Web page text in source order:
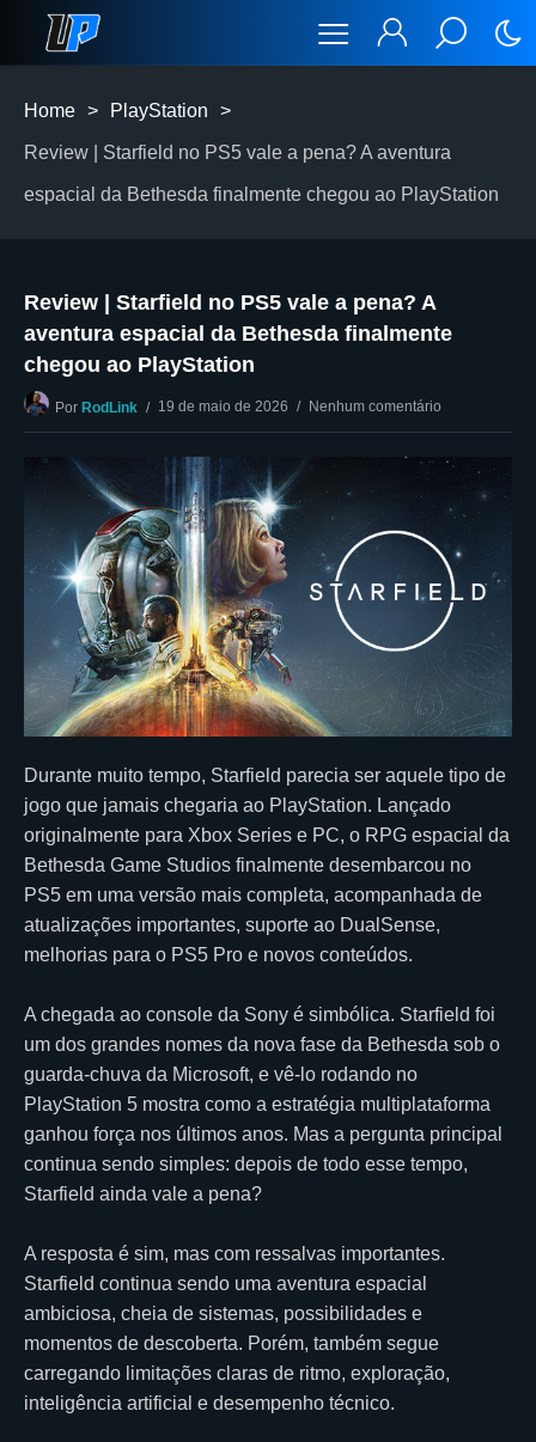
Home > PlayStation >
Review | Starfield no PS5 vale a pena? A aventura
espacial da Bethesda finalmente chegou ao PlayStation
Review | Starfield no PS5 vale a pena? A
aventura espacial da Bethesda finalmente
chegou ao PlayStation
Por RodLink 19 de maio de 2026 Nenhum comentário
Durante muito tempo, Starfield parecia ser aquele tipo de
jogo que jamais chegaria ao PlayStation. Lançado
originalmente para Xbox Series e PC, o RPG espacial da
Bethesda Game Studios finalmente desembarcou no
PS5 em uma versão mais completa, acompanhada de
atualizações importantes, suporte ao DualSense,
melhorias para o PS5 Pro e novos conteúdos.
A chegada ao console da Sony é simbólica. Starfield foi
um dos grandes nomes da nova fase da Bethesda sob o
guarda-chuva da Microsoft, e vê-lo rodando no
PlayStation 5 mostra como a estratégia multiplataforma
ganhou força nos últimos anos. Mas a pergunta principal
continua sendo simples: depois de todo esse tempo,
Starfield ainda vale a pena?
A resposta é sim, mas com ressalvas importantes.
Starfield continua sendo uma aventura espacial
ambiciosa, cheia de sistemas, possibilidades e
momentos de descoberta. Porém, também segue
carregando limitações claras de ritmo, exploração,
inteligência artificial e desempenho técnico.